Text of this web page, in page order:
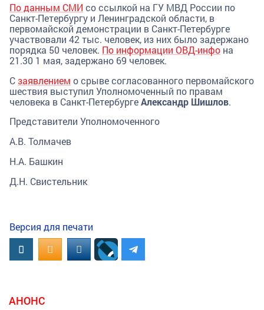
По данным СМИ со ссылкой на ГУ МВД России по
Санкт-Петербургу и Ленинградской области, в
первомайской демонстрации в Санкт-Петербурге
участвовали 42 тыс. человек, из них было задержано
порядка 50 человек. По информации ОВД-инфона
21.30 1 мая, задержано 69 человек.
Сзаявлением о срыве согласованного первомайского
шествия выступил Уполномоченный по правам
человека в Санкт-ПетербургеАлександр Шишлов.
Представители Уполномоченного
А.В. Толмачев
Н.А. Башкин
Д.Н. Свистельник
Версия для печати
ВконтактеOK.RUMAIL.RU
АНОНС